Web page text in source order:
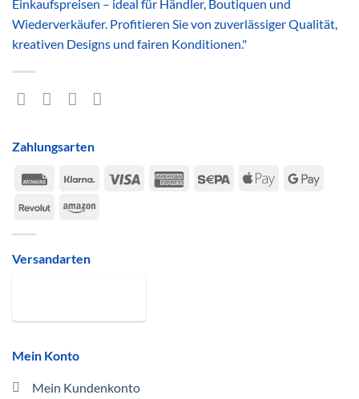
Einkaufspreisen – ideal für Händler, Boutiquen und
Wiederverkäufer. Profitieren Sie von zuverlässiger Qualität,
kreativen Designs und fairen Konditionen."
Mein Konto
Mein Kundenkonto
Zahlungsarten
Rechung
Klarna Visa
American Sepa
Apple
Google
RevolutAmazon
Versandarten